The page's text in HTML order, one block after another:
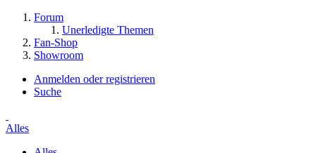
Forum
Unerledigte Themen
Fan-Shop
Showroom
Anmelden oder registrieren
Suche
Alles